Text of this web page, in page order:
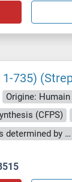
735)
Origine: Humain
(CFPS)
approximately 70-80 % as determined by SDS PAGE, Western Blot and analytical SEC (HPLC).